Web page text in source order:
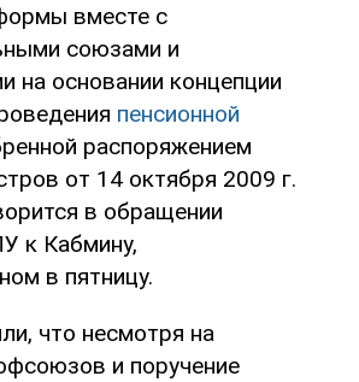
вместе с
союзами и
на основании концепции
пенсионной
распоряжением
от 14 октября 2009 г.
в обращении
к Кабмину,
в пятницу.
что несмотря на
и поручение